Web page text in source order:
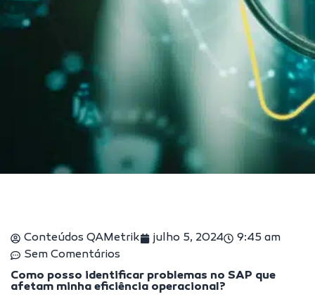
Conteúdos QAMetrik julho 5, 2024
9:45 am
Sem Comentários
Como posso identificar problemas no SAP que
afetam minha eficiência operacional?